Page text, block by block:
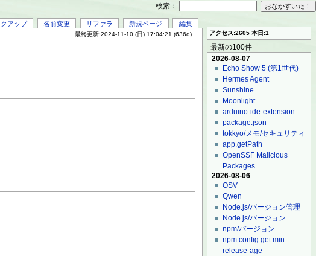
アップ 名前変更 リファラ 新規ページ 編集
最終更新:2024-11-10 (日) 17:04:21 (636d) アクセス:2605 本日:1
最新の100件
2026-08-07
Echo Show 5 (第1世代)
Hermes Agent
Sunshine
Moonlight
arduino-ide-extension
package.json
tokkyo/メモ/セキュリティ
app.getPath
OpenSSF Malicious
Packages
2026-08-06
OSV
Qwen
Node.js/バージョン管理
Node.js/バージョン
npm/バージョン
npm config get min-
release-age
検索：